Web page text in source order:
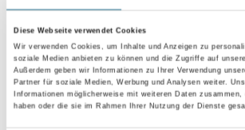
Diese Webseite verwendet Cookies
Wir verwenden Cookies, um Inhalte und Anzeigen zu
soziale Medien anbieten zu können und die Zugriffe auf
Außerdem geben wir Informationen zu Ihrer Verwendung
Partner für soziale Medien, Werbung und Analysen weiter.
Informationen möglicherweise mit weiteren Daten
haben oder die sie im Rahmen Ihrer Nutzung der Dienste
Umrechnungsfaktoren